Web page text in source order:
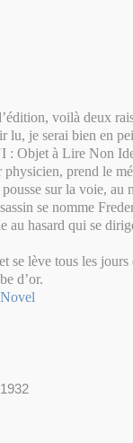
voilà deux
lu, je serai bien en
: Objet à Lire Non
prend le
sur la voie, au
se nomme
au hasard qui se
se lève tous les
d’or.